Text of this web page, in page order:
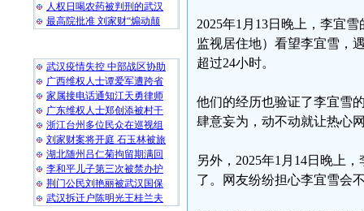
人权日喝农药被判刑的武汉
最高院批准 刘家财“煽动颠
武汉疫情失控 中部战区协助
广西维权人士谭爱军遭跨省
家属接电话通知江天勇律师
广东维权人士郑创添被村干
浙江台州多位民众在巡视组
刘家财案将开庭 石玉林被旅
湖北随州吕仁菊拘留期满回
李和平儿子第三次被禁办护
荆门公民刘艳丽被武汉国保
武汉拆迁户陈明光王桂兰夫
2025年1月13日晚上，李宜
监视居住地）看望李宜雪，
超过24小时。
他们的经历也验证了李宜雪
肆意妄为，动不动就让热心
另外，2025年1月14日晚上
了。网友纷纷担心李宜雪会